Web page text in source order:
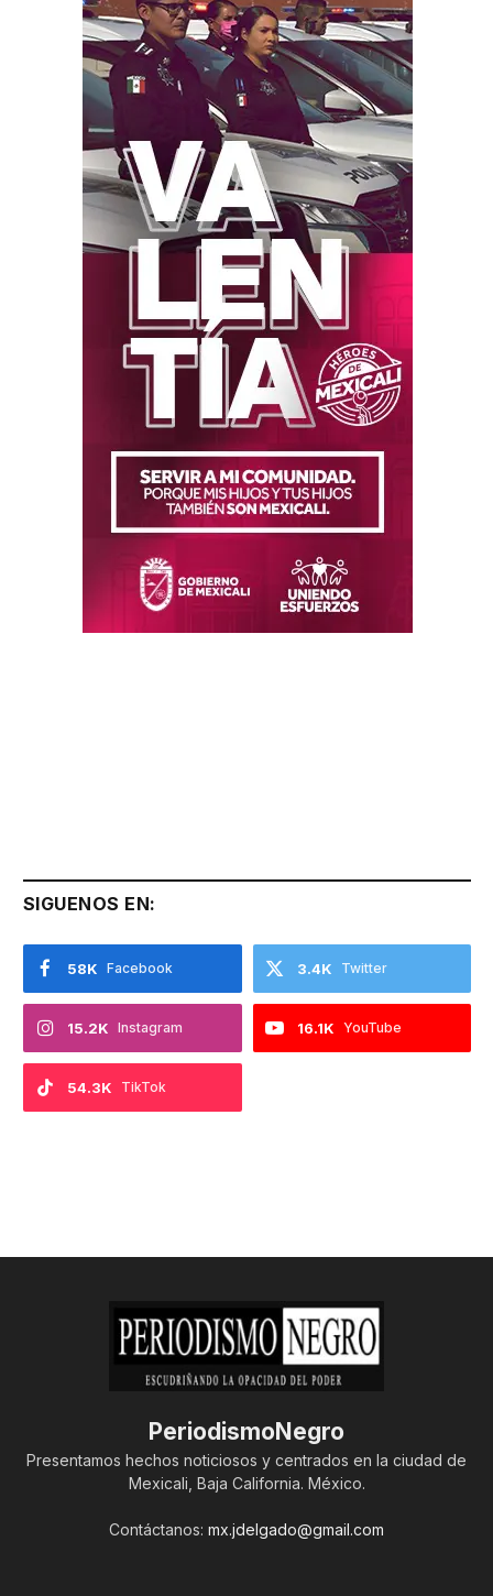
SIGUENOS EN:
Facebook
58K Twitter
3.4K
Instagram
15.2K YouTube
16.1K
TikTok
54.3K
PeriodismoNegro
Presentamos hechos noticiosos y centrados en la ciudad de
Mexicali, Baja California. México.
Contáctanos: mx.jdelgado@gmail.com